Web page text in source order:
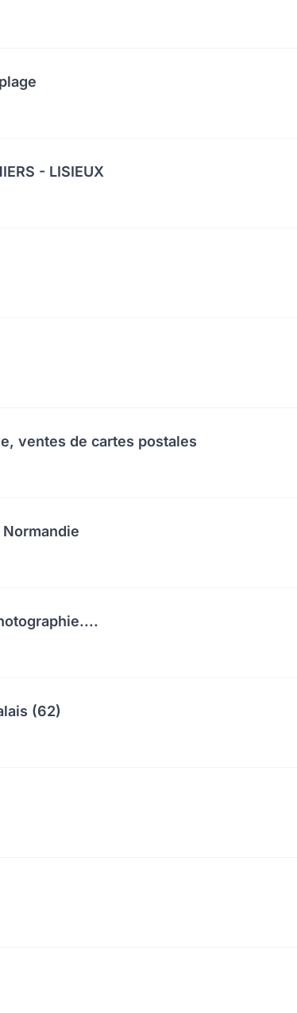
- LISIEUX
ventes de cartes postales
(62)